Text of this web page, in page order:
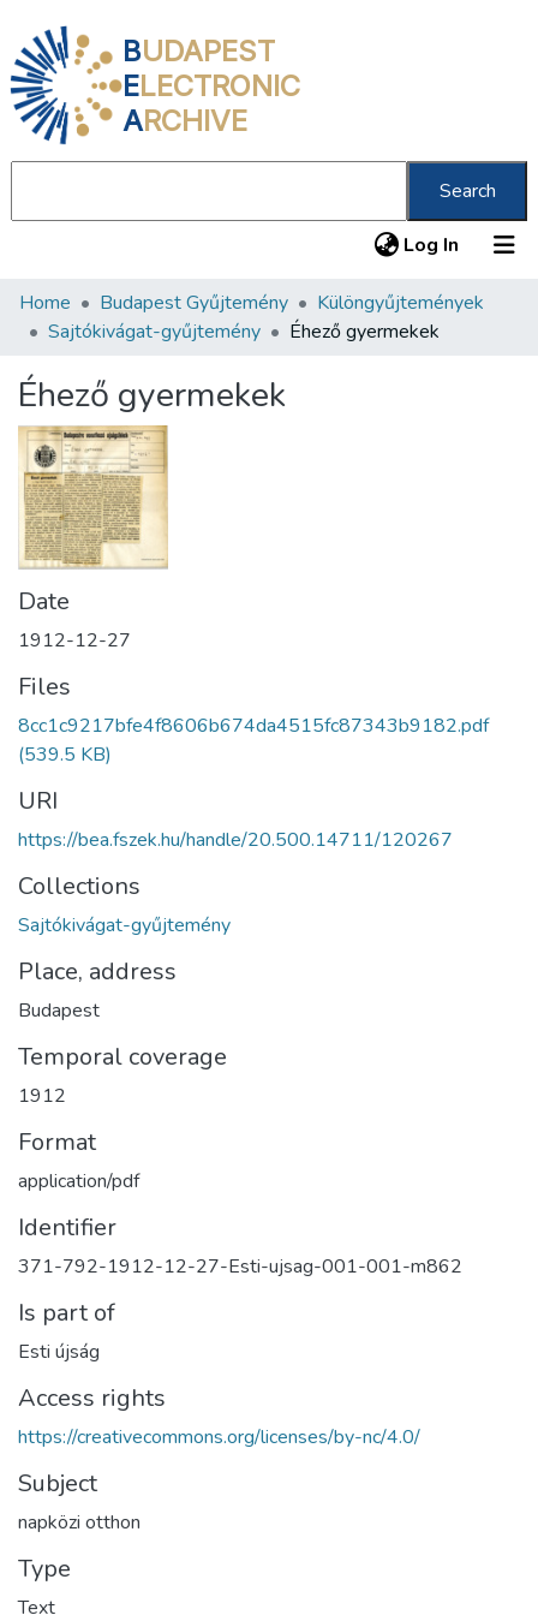
BUDAPEST
ELECTRONIC
ARCHIVE
Search
Log In (current)
Communities & Collections
Statistics
About us
Home Budapest Gyűjtemény
Különgyűjtemények
Sajtókivágat-gyűjtemény
Éhező gyermekek
Éhező gyermekek
Date
1912-12-27
Files
8cc1c9217bfe4f8606b674da4515fc87343b9182.pdf
(539.5 KB)
URI
https://bea.fszek.hu/handle/20.500.14711/120267
Collections
Sajtókivágat-gyűjtemény
Place, address
Budapest
Temporal coverage
1912
Format
application/pdf
Identifier
371-792-1912-12-27-Esti-ujsag-001-001-m862
Is part of
Esti újság
Access rights
https://creativecommons.org/licenses/by-nc/4.0/
Subject
napközi otthon
Type
Text